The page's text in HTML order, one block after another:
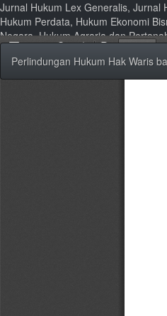
Jurnal Hukum Lex Generalis, Jurnal
Hukum Perdata, Hukum Ekonomi
Negara, Hukum Agraria dan
Rincian
Perlindungan Hukum Hak Waris